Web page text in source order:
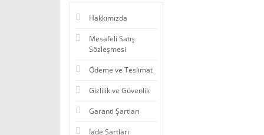
Hakkımızda
Mesafeli Satış
Sözleşmesi
Ödeme ve Teslimat
Gizlilik ve Güvenlik
Garanti Şartları
İade Şartları